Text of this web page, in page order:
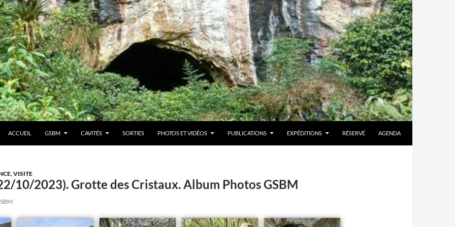
ACCUEIL GSBM CAVITÉS SORTIES PHOTOS ET VIDÉOS PUBLICATIONS EXPÉDITIONS RÉSERVÉ AGENDA
,VISITE
10/2023). Grotte des Cristaux. Album Photos GSBM